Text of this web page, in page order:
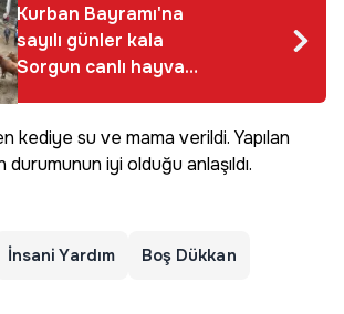
Kurban Bayramı'na
sayılı günler kala
Sorgun canlı hayvan
pazarında hareketlilik
kediye su ve mama verildi. Yapılan
iyi olduğu anlaşıldı.
İnsani Yardım Boş Dükkan